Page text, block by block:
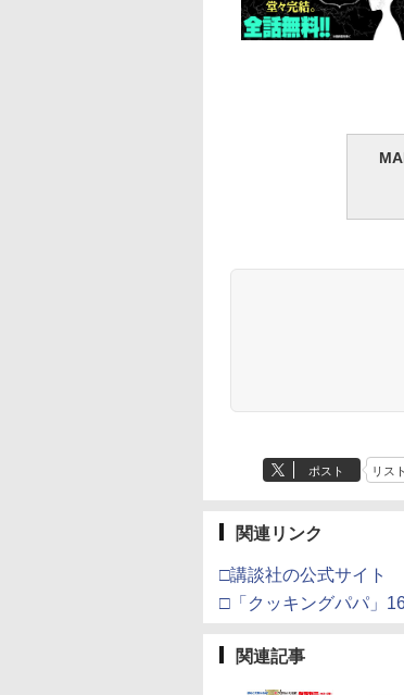
ポスト リスト
関連リンク
□講談社の公式サイト
□「クッキングパパ」
関連記事